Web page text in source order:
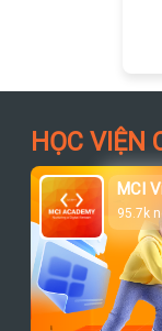
HỌC VIỆN
MCI
95.7k